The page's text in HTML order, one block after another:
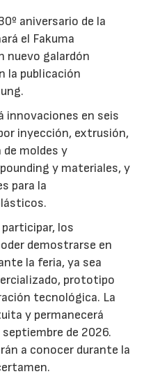
aniversario de la
el Fakuma
nuevo galardón
la publicación
innovaciones en seis
inyección, extrusión,
moldes y
y materiales, y
para la
los
demostrarse en
la feria, ya sea
prototipo
tecnológica. La
y permanecerá
de 2026.
a conocer durante la